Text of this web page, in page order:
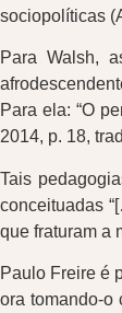
sociopolíticas
Para Walsh,
Para ela: “O
2014, p. 18,
Tais
conceituadas
que fraturam a
Paulo Freire é
ora tomando-o